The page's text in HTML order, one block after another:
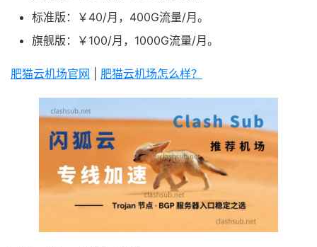
标准版：￥40/月，400G流量/月。
旗舰版：￥100/月，1000G流量/月。
肥猫云机场官网 肥猫云机场怎么样？